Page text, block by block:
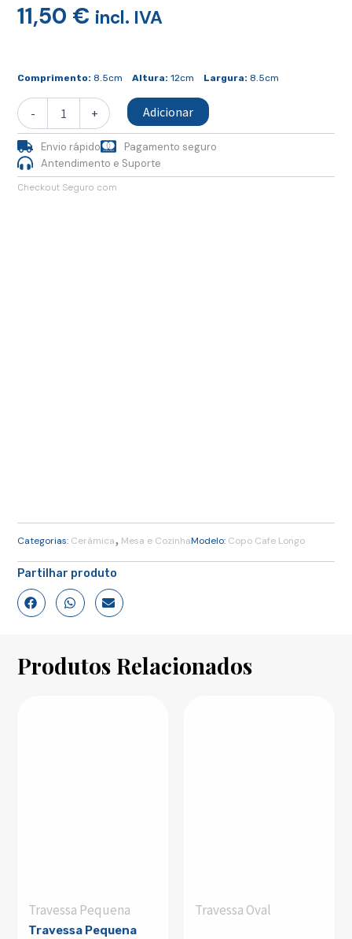
11,50 € incl. IVA
Comprimento: 8.5cm Altura: 12cm Largura: 8.5cm
-
Copo
Café
Longo
Carmin
+ Adicionar
Envio rápido
Pagamento seguro
Antendimento e Suporte
Checkout Seguro com
Categorias: Cerâmica, Mesa e CozinhaModelo: Copo Cafe Longo
Partilhar produto
Produtos Relacionados
Travessa Pequena
Travessa Pequena
Travessa Oval